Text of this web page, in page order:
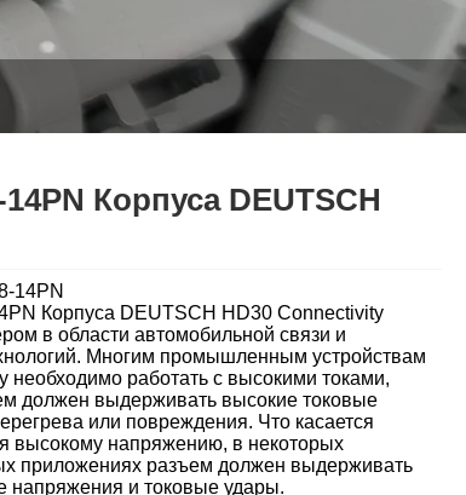
Корпуса DEUTSCH
14PN
Корпуса DEUTSCH HD30 Connectivity
в области автомобильной связи и
Многим промышленным устройствам
необходимо работать с высокими токами,
должен выдерживать высокие токовые
или повреждения. Что касается
высокому напряжению, в некоторых
приложениях разъем должен выдерживать
напряжения и токовые удары.